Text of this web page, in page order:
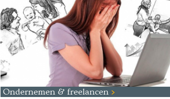
Ondernemen & freelancen